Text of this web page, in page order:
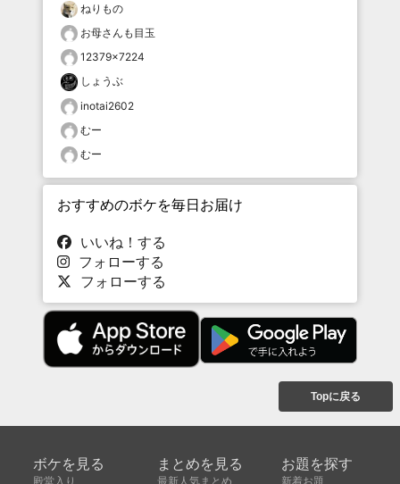
ねりもの
お母さんも目玉
12379×7224
しょうぶ
inotai2602
むー
むー
おすすめのボケを毎日お届け
いいね！する
フォローする
フォローする
Topに戻る
ボケを見る
殿堂入り
まとめを見る
最新人気まとめ
お題を探す
新着お題